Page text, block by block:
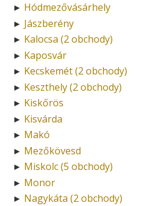
► Hódmezővásárhely
► Jászberény
► Kalocsa (2 obchody)
► Kaposvár
► Kecskemét (2 obchody)
► Keszthely (2 obchody)
► Kiskőrös
► Kisvárda
► Makó
► Mezőkövesd
► Miskolc (5 obchody)
► Monor
► Nagykáta (2 obchody)